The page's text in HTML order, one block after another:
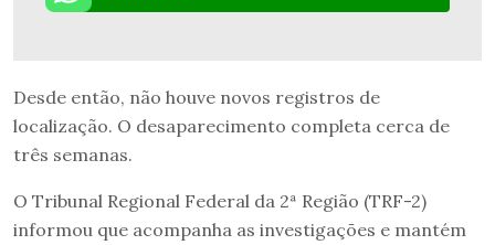
Desde então, não houve novos registros de
localização. O desaparecimento completa cerca de
três semanas.
O Tribunal Regional Federal da 2ª Região (TRF-2)
informou que acompanha as investigações e mantém